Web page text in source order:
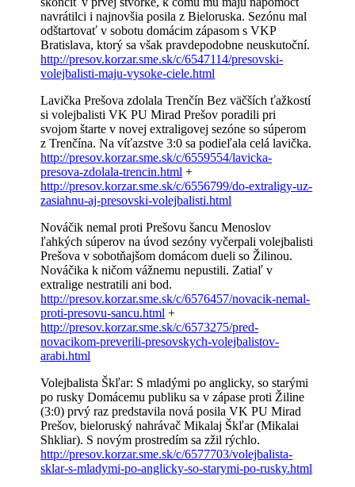
navrátilci i najnovšia posila z Bieloruska. Sezónu mal
odštartovať v sobotu domácim zápasom s VKP
Bratislava, ktorý sa však pravdepodobne neuskutoční.
http://presov.korzar.sme.sk/c/6547114/presovski-
volejbalisti-maju-vysoke-ciele.html
Lavička Prešova zdolala Trenčín Bez väčších ťažkostí
si volejbalisti VK PU Mirad Prešov poradili pri
svojom štarte v novej extraligovej sezóne so súperom
z Trenčína. Na víťazstve 3:0 sa podieľala celá lavička.
http://presov.korzar.sme.sk/c/6559554/lavicka-
presova-zdolala-trencin.html +
http://presov.korzar.sme.sk/c/6556799/do-extraligy-uz-
zasiahnu-aj-presovski-volejbalisti.html
Nováčik nemal proti Prešovu šancu Menoslov
ľahkých súperov na úvod sezóny vyčerpali volejbalisti
Prešova v sobotňajšom domácom dueli so Žilinou.
Nováčika k ničom vážnemu nepustili. Zatiaľ v
extralige nestratili ani bod.
http://presov.korzar.sme.sk/c/6576457/novacik-nemal-
proti-presovu-sancu.html +
http://presov.korzar.sme.sk/c/6573275/pred-
novacikom-preverili-presovskych-volejbalistov-
arabi.html
Volejbalista Škľar: S mladými po anglicky, so starými
po rusky Domácemu publiku sa v zápase proti Žiline
(3:0) prvý raz predstavila nová posila VK PU Mirad
Prešov, bieloruský nahrávač Mikalaj Škľar (Mikalai
Shkliar). S novým prostredím sa zžil rýchlo.
http://presov.korzar.sme.sk/c/6577703/volejbalista-
sklar-s-mladymi-po-anglicky-so-starymi-po-rusky.html